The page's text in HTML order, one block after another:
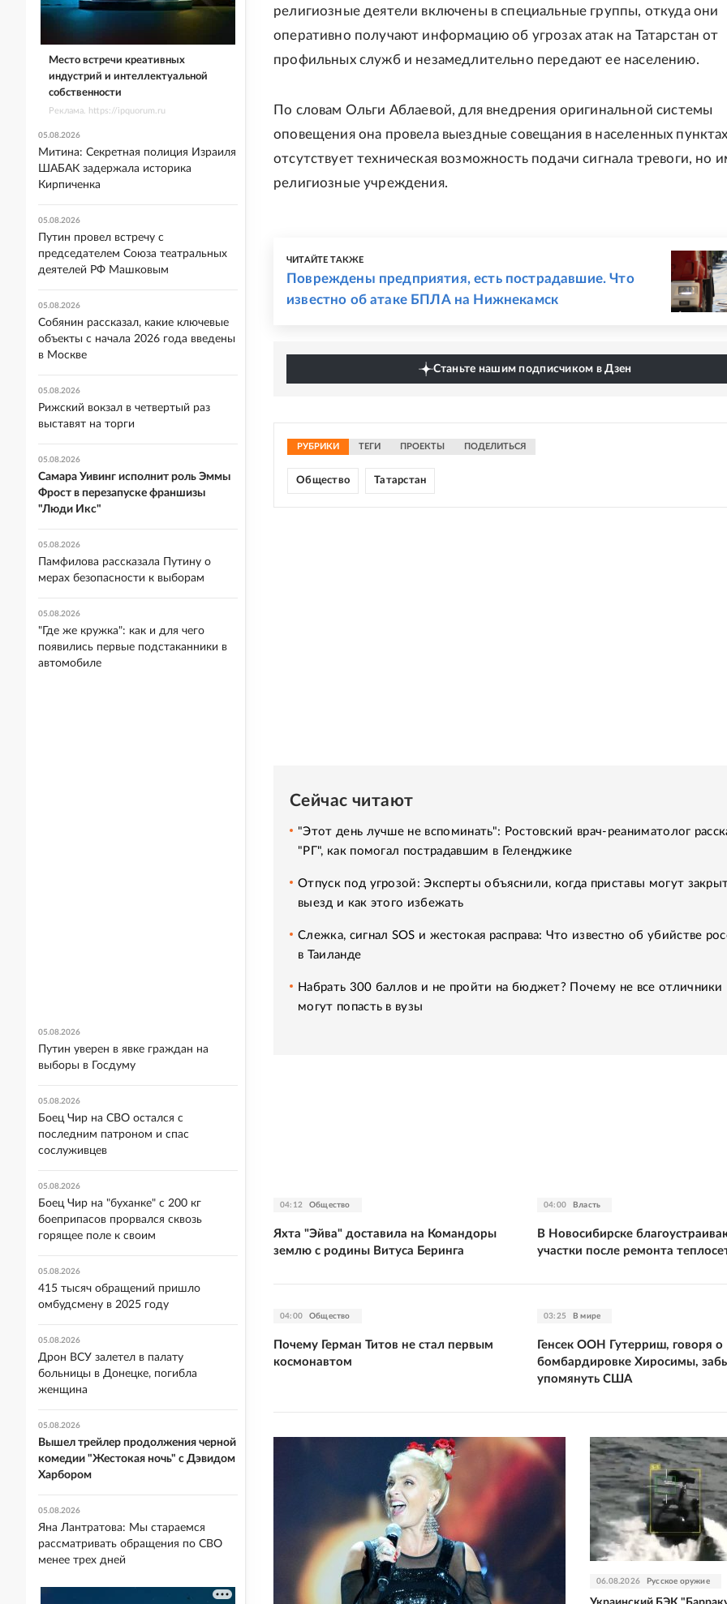
религиозные деятели включены в специальные группы, откуда они
оперативно получают информацию об угрозах атак на Татарстан от
профильных служб и незамедлительно передают ее населению.
По словам Ольги Аблаевой, для внедрения оригинальной системы
оповещения она провела выездные совещания в населенных
отсутствует техническая возможность подачи сигнала тревоги, но
религиозные учреждения.
ЧИТАЙТЕ ТАКЖЕ
Повреждены предприятия, есть пострадавшие. Что
известно об атаке БПЛА на Нижнекамск
Станьте нашим подписчиком в Дзен
РУБРИКИ ТЕГИ ПРОЕКТЫ ПОДЕЛИТЬСЯ
Общество Татарстан
Сейчас читают
"Этот день лучше не вспоминать": Ростовский врач-реаниматолог
"РГ", как помогал пострадавшим в Геленджике
Отпуск под угрозой: Эксперты объяснили, когда приставы могут
выезд и как этого избежать
Слежка, сигнал SOS и жестокая расправа: Что известно об убийстве
в Таиланде
Набрать 300 баллов и не пройти на бюджет? Почему не все отличники
могут попасть в вузы
04:12 Общество
Яхта "Эйва" доставила на Командоры
землю с родины Витуса Беринга
04:00 Власть
В Новосибирске
участки после ремонта
04:00 Общество
Почему Герман Титов не стал первым
космонавтом
03:25 В мире
Генсек ООН Гутерриш, говоря о
бомбардировке Хиросимы,
упомянуть США
06.08.2026 Русское оружие
Место встречи креативных
индустрий и интеллектуальной
собственности
Реклама. https://ipquorum.ru
05.08.2026
Митина: Секретная полиция Израиля
ШАБАК задержала историка
Кирпиченка
05.08.2026
Путин провел встречу с
председателем Союза театральных
деятелей РФ Машковым
05.08.2026
Собянин рассказал, какие ключевые
объекты с начала 2026 года введены
в Москве
05.08.2026
Рижский вокзал в четвертый раз
выставят на торги
05.08.2026
Самара Уивинг исполнит роль Эммы
Фрост в перезапуске франшизы
"Люди Икс"
05.08.2026
Памфилова рассказала Путину о
мерах безопасности к выборам
05.08.2026
"Где же кружка": как и для чего
появились первые подстаканники в
автомобиле
05.08.2026
Путин уверен в явке граждан на
выборы в Госдуму
05.08.2026
Боец Чир на СВО остался с
последним патроном и спас
сослуживцев
05.08.2026
Боец Чир на "буханке" с 200 кг
боеприпасов прорвался сквозь
горящее поле к своим
05.08.2026
415 тысяч обращений пришло
омбудсмену в 2025 году
05.08.2026
Дрон ВСУ залетел в палату
больницы в Донецке, погибла
женщина
05.08.2026
Вышел трейлер продолжения черной
комедии "Жестокая ночь" с Дэвидом
Харбором
05.08.2026
Яна Лантратова: Мы стараемся
рассматривать обращения по СВО
менее трех дней